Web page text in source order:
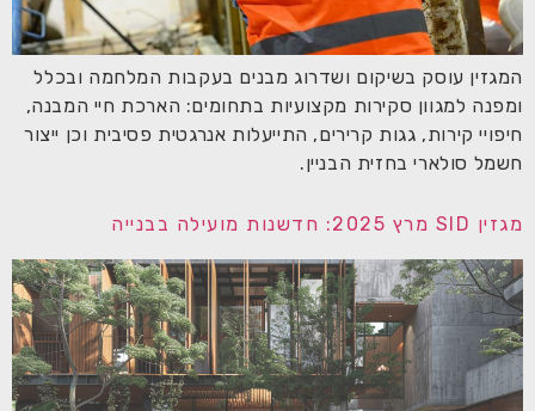
המגזין עוסק בשיקום ושדרוג מבנים בעקבות המלחמה ובכלל
ומפנה למגוון סקירות מקצועיות בתחומים: הארכת חיי המבנה,
חיפויי קירות, גגות קרירים, התייעלות אנרגטית פסיבית וכן ייצור
חשמל סולארי בחזית הבניין.
מגזין SID מרץ 2025: חדשנות מועילה בבנייה